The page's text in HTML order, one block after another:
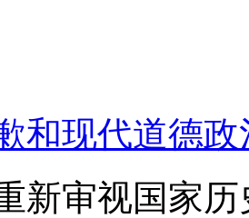
和现代道德政
新审视国家